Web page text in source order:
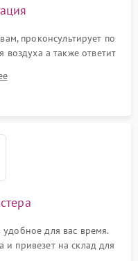
₽
проконсультирует по
воздуха а также ответит
для вас время.
и привезет на склад для